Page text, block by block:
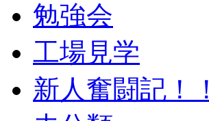
勉強会
工場見学
新人奮闘記！！